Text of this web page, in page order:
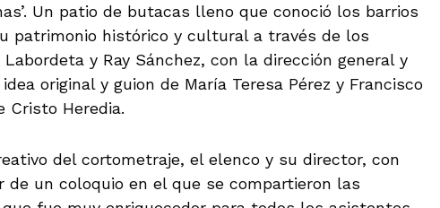
Un patio de butacas lleno que conoció los barrios
patrimonio histórico y cultural a través de los
y Ray Sánchez, con la dirección general y
original y guion de María Teresa Pérez y Francisco
Cristo Heredia.
del cortometraje, el elenco y su director, con
un coloquio en el que se compartieron las